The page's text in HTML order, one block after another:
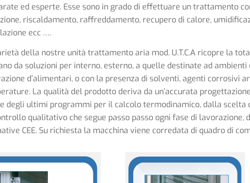
ed esperte. Esse sono in grado di effettuare un trattamento
riscaldamento, raffreddamento, recupero di calore,
ecc ….
della nostre unità trattamento aria mod. U.T.C.A ricopre la
da soluzioni per interno, esterno, a quelle destinate ad
d’alimentari, o con la presenza di solventi, agenti corrosivi
La qualità del prodotto deriva da un’accurata
e degli ultimi programmi per il calcolo termodinamico, dalla scelta
qualitativo che segue passo passo ogni fase di
CEE. Su richiesta la macchina viene corredata di quadro di